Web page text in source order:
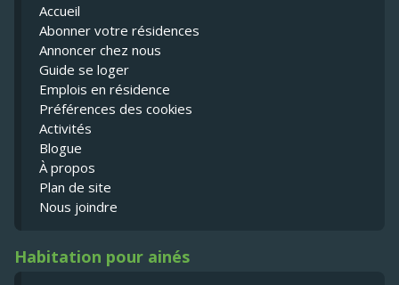
Accueil
Abonner votre résidences
Annoncer chez nous
Guide se loger
Emplois en résidence
Préférences des cookies
Activités
Blogue
À propos
Plan de site
Nous joindre
Habitation pour ainés